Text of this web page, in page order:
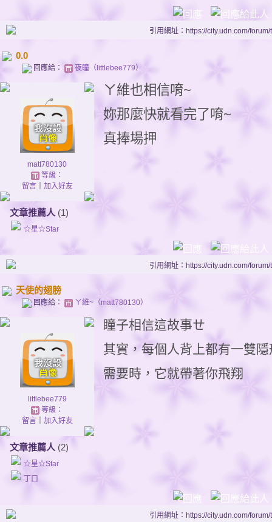
引用網址：https://city.udn.com/
0.0
回應給： 夜瞳（littlebee779）
matt780130
等級：
留言｜ 加入好友
文章推薦人 (1)
☆星☆Star
ㄚ維也相信唷~
妳那麼快就看完了唷~
真捧場押
引用網址：https://city.udn.com/
天使的翅膀
回應給： ㄚ維~（matt780130）
littlebee779
等級：
留言｜ 加入好友
文章推薦人 (2)
☆星☆Star
丁口
瞳子相信這故事ㄝ
其實，每個人背上都有一雙
需要時，它就帶著你飛翔
引用網址：https://city.udn.com/